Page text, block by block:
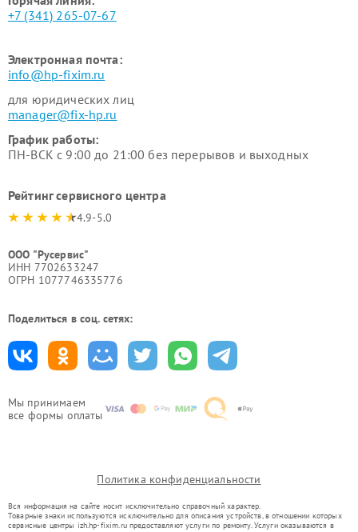
Мы принимаем
все формы оплаты
+7 (341) 265-07-67
Электронная почта:
info@hp-fixim.ru
для юридических лиц
manager@fix-hp.ru
График работы:
ПН-ВСК с 9:00 до 21:00 без перерывов и выходных
Рейтинг сервисного центра
4.9-5.0
ООО "Русервис"
ИНН 7702633247
ОГРН 1077746335776
Поделиться в соц. сетях:
Политика конфиденциальности
Вся информация на сайте носит исключительно справочный характер.
Товарные знаки используются исключительно для описания устройств, в отношении которых
сервисные центры izh.hp-fixim.ru предоставляют услуги по ремонту. Услуги оказываются в